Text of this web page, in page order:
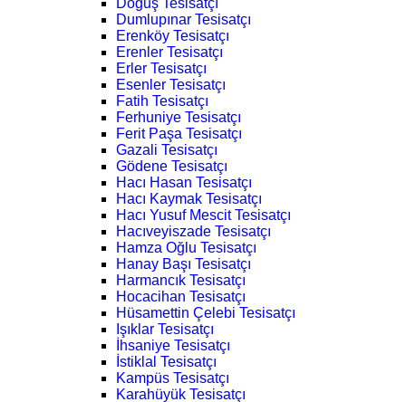
Doğuş Tesisatçı
Dumlupınar Tesisatçı
Erenköy Tesisatçı
Erenler Tesisatçı
Erler Tesisatçı
Esenler Tesisatçı
Fatih Tesisatçı
Ferhuniye Tesisatçı
Ferit Paşa Tesisatçı
Gazali Tesisatçı
Gödene Tesisatçı
Hacı Hasan Tesisatçı
Hacı Kaymak Tesisatçı
Hacı Yusuf Mescit Tesisatçı
Hacıveyiszade Tesisatçı
Hamza Oğlu Tesisatçı
Hanay Başı Tesisatçı
Harmancık Tesisatçı
Hocacihan Tesisatçı
Hüsamettin Çelebi Tesisatçı
Işıklar Tesisatçı
İhsaniye Tesisatçı
İstiklal Tesisatçı
Kampüs Tesisatçı
Karahüyük Tesisatçı